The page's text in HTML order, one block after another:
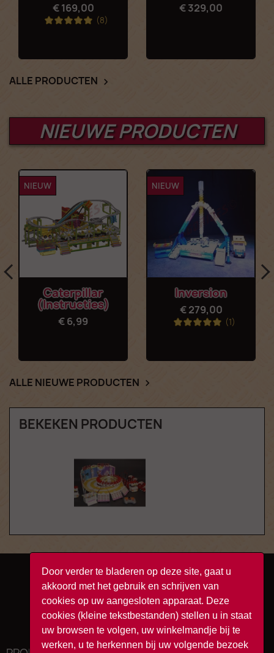
Door verder te bladeren op deze site, gaat u
akkoord met het gebruik en schrijven van
cookies op uw aangesloten apparaat. Deze
cookies (kleine tekstbestanden) stellen u in staat
uw browsen te volgen, uw winkelmandje bij te
werken, u te herkennen bij uw volgende bezoek
€ 169,00
(8)
€ 329,00
ALLE PRODUCTEN 
NIEUWE PRODUCTEN
Caterpillar
(Instructies)
€ 6,99
NIEUW
Inversion
€ 279,00
(1)
NIEUW
ALLE NIEUWE PRODUCTEN 
BEKEKEN PRODUCTEN
FacebookYouTubeInstagram
TikTok